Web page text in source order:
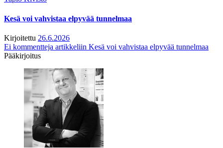
Kesä voi vahvistaa elpyvää tunnelmaa
Kirjoitettu 26.6.2026
Ei kommentteja artikkeliin Kesä voi vahvistaa elpyvää tunnelmaa
Pääkirjoitus